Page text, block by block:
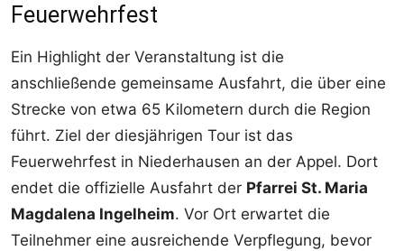
Feuerwehrfest
Ein Highlight der Veranstaltung ist die
anschließende gemeinsame Ausfahrt, die über eine
Strecke von etwa 65 Kilometern durch die Region
führt. Ziel der diesjährigen Tour ist das
Feuerwehrfest in Niederhausen an der Appel. Dort
endet die offizielle Ausfahrt der Pfarrei St. Maria
Magdalena Ingelheim. Vor Ort erwartet die
Teilnehmer eine ausreichende Verpflegung, bevor